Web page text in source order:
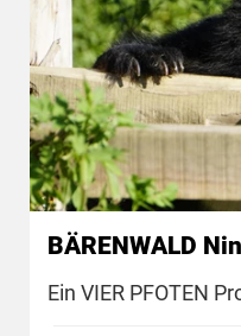
BÄRENWALD
Ein VIER PFOTEN